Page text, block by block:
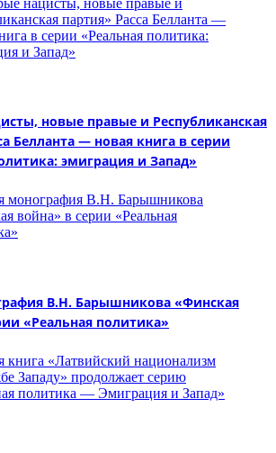
новые правые и Республиканская
Белланта — новая книга в серии
эмиграция и Запад»
В.Н. Барышникова «Финская
«Реальная политика»